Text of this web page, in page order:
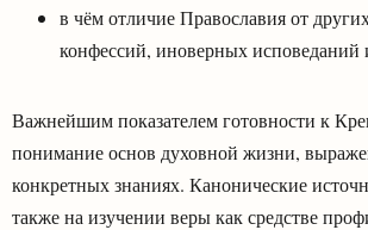
в чём отличие Православия от
конфессий, иноверных исповеданий
Важнейшим показателем готовности к
понимание основ духовной жизни,
конкретных знаниях. Канонические
также на изучении веры как средстве